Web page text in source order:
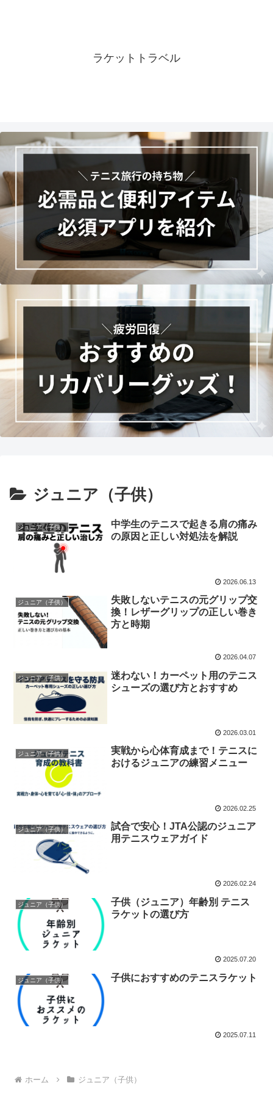
ラケットトラベル
ジュニア（子供）
ジュニア（子供）
中学生のテニスで起きる肩の痛み
の原因と正しい対処法を解説
2026.06.13
ジュニア（子供）
失敗しないテニスの元グリップ交
換！レザーグリップの正しい巻き
方と時期
2026.04.07
ジュニア（子供）
迷わない！カーペット用のテニス
シューズの選び方とおすすめ
2026.03.01
ジュニア（子供）
実戦から心体育成まで！テニスに
おけるジュニアの練習メニュー
2026.02.25
ジュニア（子供）
試合で安心！JTA公認のジュニア
用テニスウェアガイド
2026.02.24
ジュニア（子供）
子供（ジュニア）年齢別 テニス
ラケットの選び方
2025.07.20
ジュニア（子供） 子供におすすめのテニスラケット
2025.07.11
ホーム ジュニア（子供）